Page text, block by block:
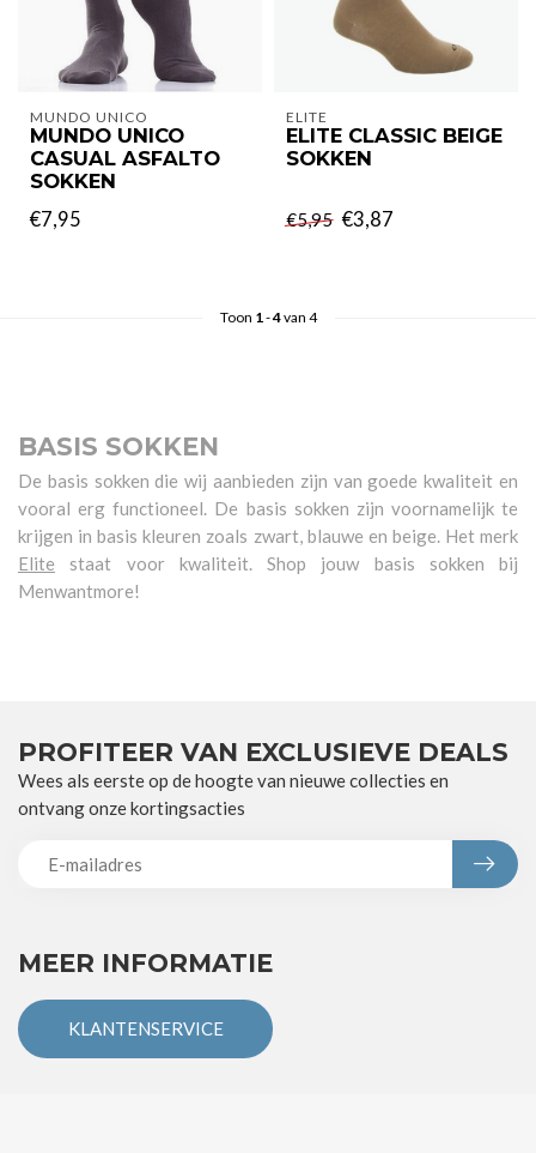
MUNDO UNICO
MUNDO UNICO
CASUAL ASFALTO
SOKKEN
€7,95
ELITE
ELITE CLASSIC BEIGE
SOKKEN
€5,95 €3,87
Toon 1-4van 4
BASIS SOKKEN
De basis sokken die wij aanbieden zijn van goede kwaliteit en
vooral erg functioneel. De basis sokken zijn voornamelijk te
krijgen in basis kleuren zoals zwart, blauwe en beige. Het merk
Elite staat voor kwaliteit. Shop jouw basis sokken bij
Menwantmore!
MEER INFORMATIE
KLANTENSERVICE
PROFITEER VAN EXCLUSIEVE DEALS
Wees als eerste op de hoogte van nieuwe collecties en
ontvang onze kortingsacties